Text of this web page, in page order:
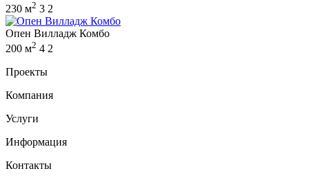
230 м2 3 2
Опен Вилладж Комбо
200 м2 4 2
Проекты
Компания
Услуги
Информация
Контакты